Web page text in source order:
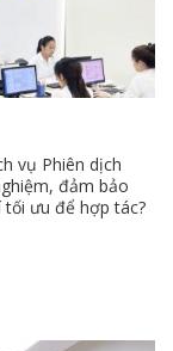
vụ Phiên dịch
đảm bảo
ưu để hợp tác?